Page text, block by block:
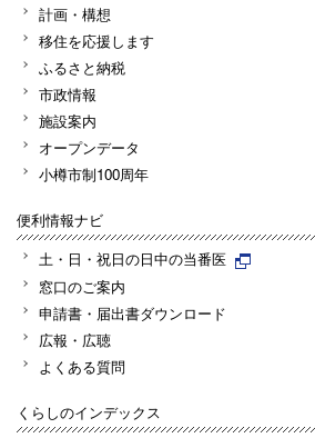
計画・構想
移住を応援します
ふるさと納税
市政情報
施設案内
オープンデータ
小樽市制100周年
便利情報ナビ
土・日・祝日の日中の当番医
窓口のご案内
申請書・届出書ダウンロード
広報・広聴
よくある質問
くらしのインデックス